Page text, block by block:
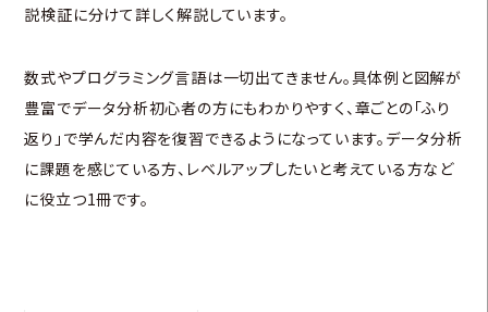
説検証に分けて詳しく解説しています。
数式やプログラミング言語は一切出てきません。具体例と図解が
豊富でデータ分析初心者の方にもわかりやすく、章ごとの「ふり
返り」で学んだ内容を復習できるようになっています。データ分析
に課題を感じている方、レベルアップしたいと考えている方など
に役立つ1冊です。